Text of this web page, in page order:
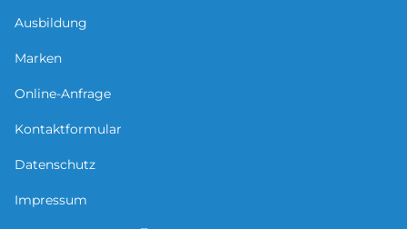
Ausbildung
Marken
Online-Anfrage
Kontaktformular
Datenschutz
Impressum